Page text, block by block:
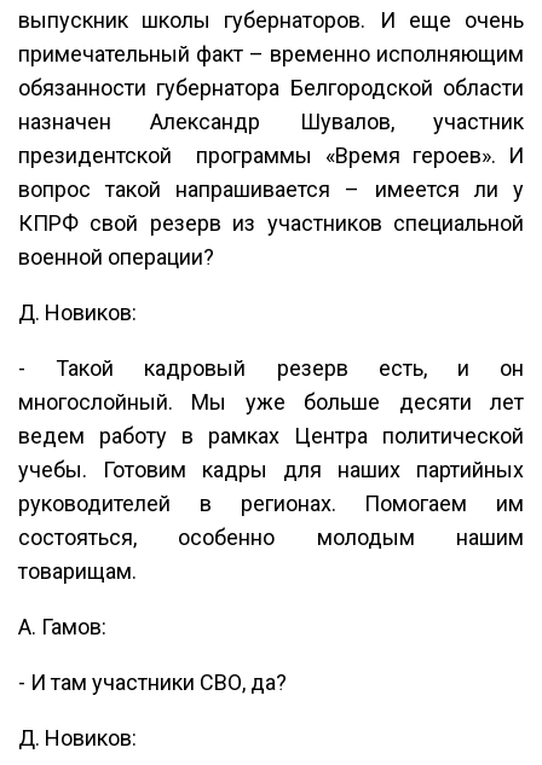
выпускник школы губернаторов. И еще очень
примечательный факт – временно исполняющим
обязанности губернатора Белгородской области
назначен Александр Шувалов, участник
президентской программы «Время героев». И
вопрос такой напрашивается – имеется ли у
КПРФ свой резерв из участников специальной
военной операции?
Д. Новиков:
- Такой кадровый резерв есть, и он
многослойный. Мы уже больше десяти лет
ведем работу в рамках Центра политической
учебы. Готовим кадры для наших партийных
руководителей в регионах. Помогаем им
состояться, особенно молодым нашим
товарищам.
А. Гамов:
- И там участники СВО, да?
Д. Новиков: